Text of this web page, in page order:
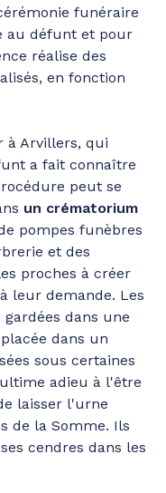
funéraire
au défunt et pour
réalise des
en fonction
à Arvillers, qui
a fait connaître
peut se
un crématorium
pompes funèbres
et des
proches à créer
leur demande. Les
dans une
dans un
sous certaines
adieu à l'être
laisser l'urne
de la Somme. Ils
cendres dans les